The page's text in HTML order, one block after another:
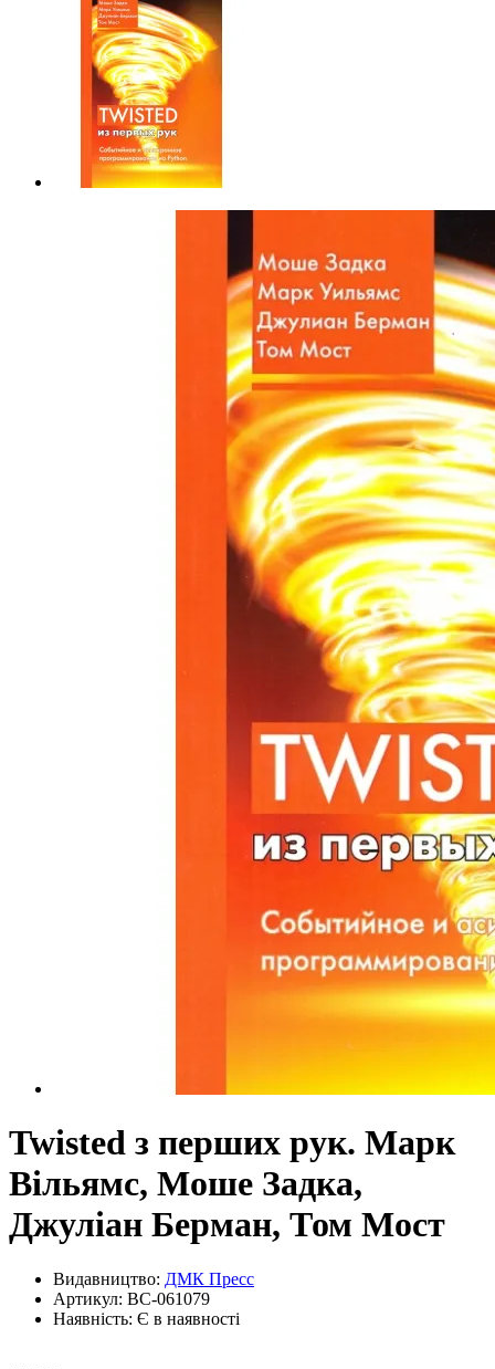
Twisted з перших рук. Марк
Вільямс, Моше Задка,
Джуліан Берман, Том Мост
Видавництво: ДМК Пресс
Артикул: BC-061079
Наявність: Є в наявності